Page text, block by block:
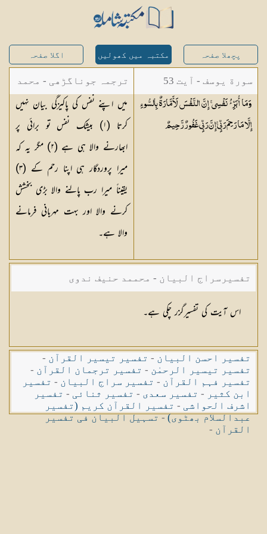
پچھلا صفحہ مکتبہ میں کھولیں اگلا صفحہ
سورة یوسف - آیت 53
وَمَا أُبَرِّئُ نَفْسِي ۚ إِنَّ النَّفْسَ لَأَمَّارَةٌ بِالسُّوءِ
إِلَّا مَا رَحِمَ رَبِّي ۚ إِنَّ رَبِّي غَفُورٌرَّحِيمٌ
ترجمہ جوناگڑھی - محمد
جونا گڑھی
میں اپنے نفس کی پاکیزگی بیان نہیں
کرتا (١) بیشک نفس تو برائی پر
ابھارنے والا ہی ہے (٢) مگر یہ کہ
میرا پروردگار ہی اپنا رحم کے (٣)
یقیناً میرا رب پالنے والا بڑی بخشش
کرنے والا اور بہت مہربانی فرمانے
والا ہے۔
تفسیرسراج البیان - محممد حنیف ندوی
اس آیت کی تفسیرگزر چکی ہے۔
تفسیر احسن البیان - تفسیر تیسیر القرآن -
تفسیر تیسیر الرحمٰن - تفسیر ترجمان القرآن -
تفسیر فہم القرآن - تفسیر سراج البیان - تفسیر
ابن کثیر - تفسیر سعدی - تفسیر ثنائی - تفسیر
اشرف الحواشی - تفسیر القرآن کریم (تفسیر
عبدالسلام بھٹوی)-تسہیل البیان فی تفسیر
القرآن -